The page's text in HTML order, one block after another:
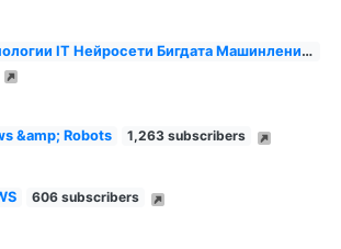
TECH NEWS : Технологии IT Нейросети Бигдата Машинленинг
&amp; Robots 1,263 subscribers
606 subscribers